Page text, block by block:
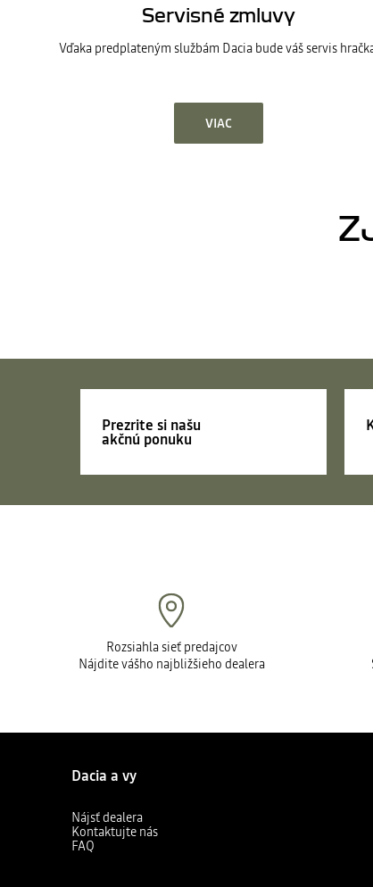
Servisné zmluvy
Vďaka predplateným službám Dacia bude váš servis
VIAC
Prezrite si našu
akčnú ponuku
Rozsiahla sieť predajcov
Nájdite vášho najbližšieho dealera
Dacia a vy
Nájsť dealera
Kontaktujte nás
FAQ